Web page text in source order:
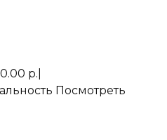
р.|
Посмотреть